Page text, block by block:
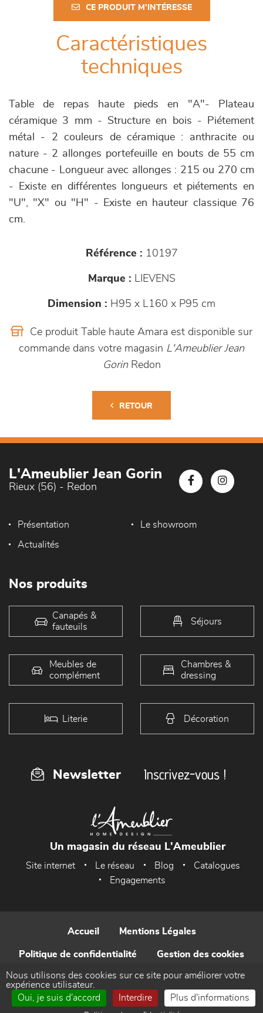
CE PRODUIT M'INTÉRESSE
Caractéristiques
techniques
Table de repas haute pieds en "A"- Plateau
céramique 3 mm - Structure en bois - Piétement
métal - 2 couleurs de céramique : anthracite ou
nature - 2 allonges portefeuille en bouts de 55 cm
chacune - Longueur avec allonges : 215 ou 270 cm
- Existe en différentes longueurs et piétements en
"U", "X" ou "H" - Existe en hauteur classique 76
cm.
Référence : 10197
Marque : LIEVENS
Dimension : H95 x L160 x P95 cm
Ce produit Table haute Amara est disponible sur
commande dans votre magasin L'Ameublier Jean
GorinRedon
RETOUR
L'Ameublier Jean Gorin
Rieux (56) - Redon
Présentation Le showroom
Actualités
Nos produits
Canapés &
fauteuils
Séjours
Meubles de
complément
Chambres &
dressing
Literie Décoration
Newsletter Inscrivez-vous !
Un magasin du réseau L'Ameublier
Site internet Le réseau Blog
Catalogues
Engagements
Accueil Mentions Légales
Politique de confidentialité Gestion des cookies
Contact
Nous utilisons des cookies sur ce site pour améliorer votre
expérience utilisateur.
Oui, je suis d'accord
Interdire Plus d'informations